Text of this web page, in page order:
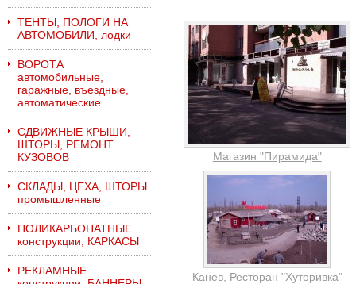
ТЕНТЫ, ПОЛОГИ НА
АВТОМОБИЛИ, лодки
ВОРОТА
автомобильные,
гаражные, въездные,
автоматические
СДВИЖНЫЕ КРЫШИ,
ШТОРЫ, РЕМОНТ
КУЗОВОВ
СКЛАДЫ, ЦЕХА, ШТОРЫ
промышленные
ПОЛИКАРБОНАТНЫЕ
конструкции, КАРКАСЫ
РЕКЛАМНЫЕ
Магазин "Пирамида"
Канев, Ресторан "Хуторивка"